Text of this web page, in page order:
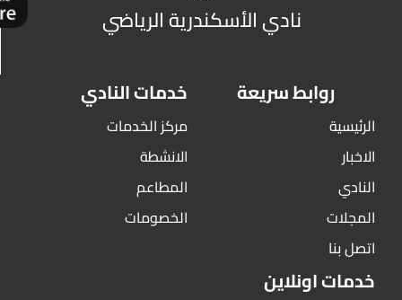
نادي الأسكندرية الرياضي
روابط سريعة
الرئيسية
الاخبار
النادي
المجلات
اتصل بنا
خدمات النادي
مركز الخدمات
الانشطة
المطاعم
الخصومات
خدمات اونلاين